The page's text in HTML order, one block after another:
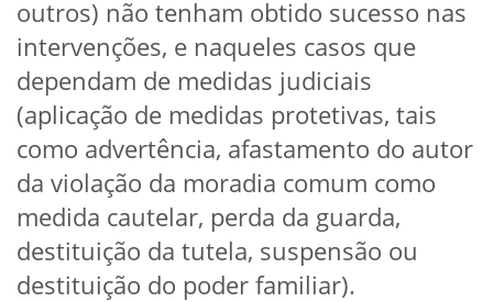
outros) não tenham obtido sucesso nas
intervenções, e naqueles casos que
dependam de medidas judiciais
(aplicação de medidas protetivas, tais
como advertência, afastamento do autor
da violação da moradia comum como
medida cautelar, perda da guarda,
destituição da tutela, suspensão ou
destituição do poder familiar).